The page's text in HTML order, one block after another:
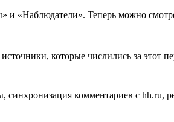
«Наблюдатели». Теперь можно
которые числились за этот